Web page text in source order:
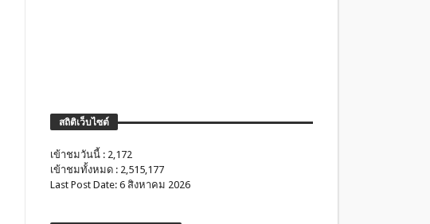
สถิติเว็บไซต์
เข้าชมวันนี้ : 2,172
เข้าชมทั้งหมด : 2,515,177
Last Post Date: 6 สิงหาคม 2026